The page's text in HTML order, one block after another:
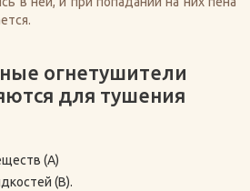
огнетушители
для тушения
(А)
(В).